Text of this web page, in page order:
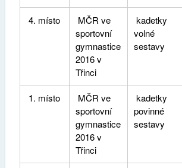
4. místo
MČR ve
sportovní
gymnastice
2016 v
Třinci
kadetky
volné
sestavy
1. místo
MČR ve
sportovní
gymnastice
2016 v
Třinci
kadetky
povinné
sestavy